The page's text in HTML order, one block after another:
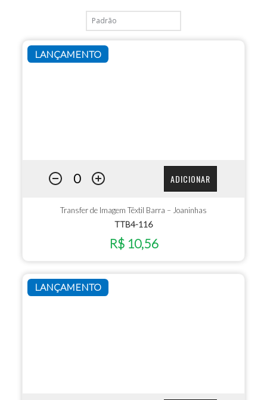
LANÇAMENTO
ADICIONAR
Transfer de Imagem Têxtil Barra – Joaninhas
TTB4-116
R$ 10,56
LANÇAMENTO